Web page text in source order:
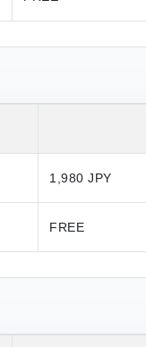
1,980 JPY
FREE